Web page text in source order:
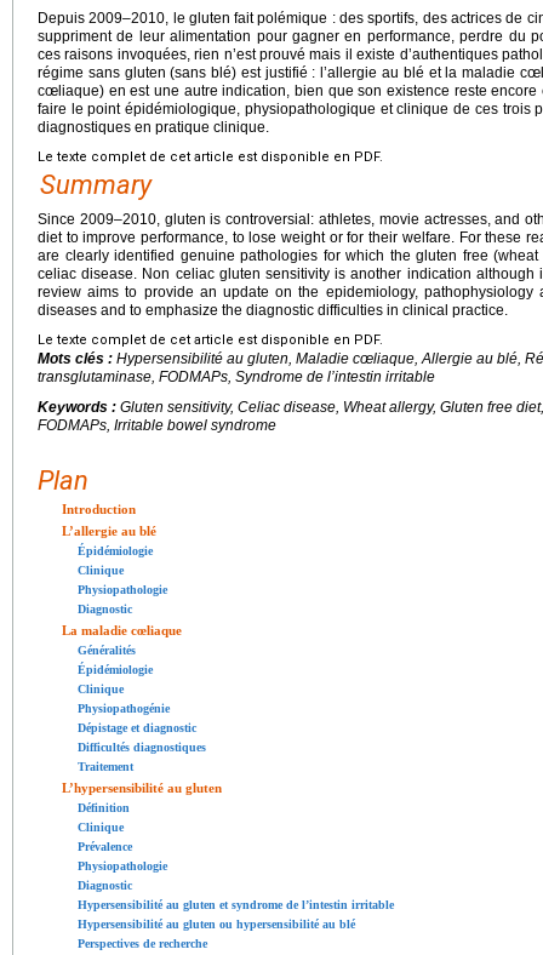
Depuis 2009–2010, le gluten fait polémique : des sportifs, des actrices de
suppriment de leur alimentation pour gagner en performance, perdre du
ces raisons invoquées, rien n’est prouvé mais il existe d’authentiques
régime sans gluten (sans blé) est justifié : l’allergie au blé et la maladie
cœliaque) en est une autre indication, bien que son existence reste
faire le point épidémiologique, physiopathologique et clinique de ces trois
diagnostiques en pratique clinique.
Le texte complet de cet article est disponible en PDF.
Summary
Since 2009–2010, gluten is controversial: athletes, movie actresses, and
diet to improve performance, to lose weight or for their welfare. For these
are clearly identified genuine pathologies for which the gluten free
celiac disease. Non celiac gluten sensitivity is another indication although
review aims to provide an update on the epidemiology,
diseases and to emphasize the diagnostic difficulties in clinical practice.
Le texte complet de cet article est disponible en PDF.
Mots clés : Hypersensibilité au gluten, Maladie cœliaque, Allergie au blé,
transglutaminase, FODMAPs, Syndrome de l’intestin irritable
Keywords : Gluten sensitivity, Celiac disease, Wheat allergy, Gluten free
FODMAPs, Irritable bowel syndrome
Plan
Introduction
L’allergie au blé
Épidémiologie
Clinique
Physiopathologie
Diagnostic
La maladie cœliaque
Généralités
Épidémiologie
Clinique
Physiopathogénie
Dépistage et diagnostic
Difficultés diagnostiques
Traitement
L’hypersensibilité au gluten
Définition
Clinique
Prévalence
Physiopathologie
Diagnostic
Hypersensibilité au gluten et syndrome de l’intestin irritable
Hypersensibilité au gluten ou hypersensibilité au blé
Perspectives de recherche